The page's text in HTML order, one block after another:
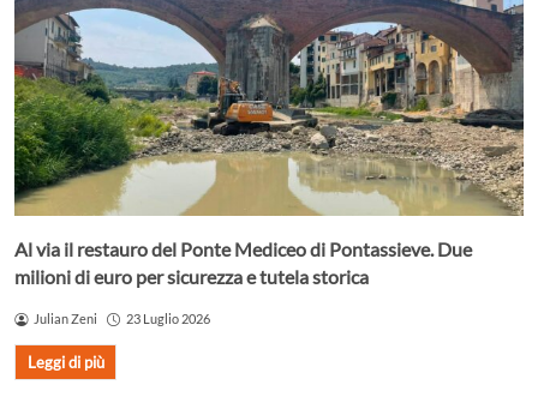
Al via il restauro del Ponte Mediceo di Pontassieve. Due
milioni di euro per sicurezza e tutela storica
Julian Zeni 23 Luglio 2026
Leggi di più